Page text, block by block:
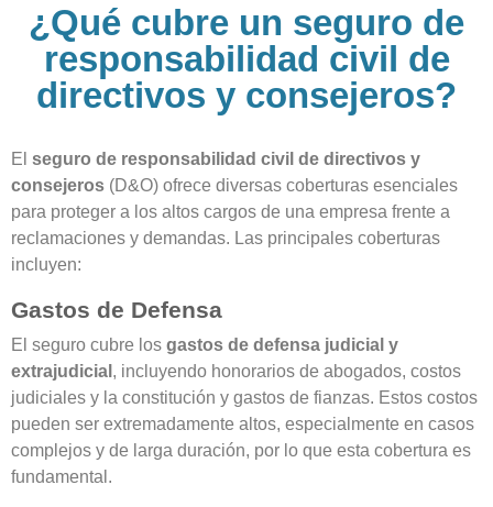
¿Qué cubre un seguro de
responsabilidad civil de
directivos y consejeros?
El seguro de responsabilidad civil de directivos y
consejeros (D&O) ofrece diversas coberturas esenciales
para proteger a los altos cargos de una empresa frente a
reclamaciones y demandas. Las principales coberturas
incluyen:
Gastos de Defensa
El seguro cubre los gastos de defensa judicial y
extrajudicial , incluyendo honorarios de abogados, costos
judiciales y la constitución y gastos de fianzas. Estos costos
pueden ser extremadamente altos, especialmente en casos
complejos y de larga duración, por lo que esta cobertura es
fundamental.